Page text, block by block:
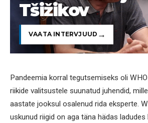
Tšižikov
VAATA INTERVJUUD
Pandeemia korral tegutsemiseks oli
riikide valitsustele suunatud juhendid,
aastate jooksul osalenud rida eksperte.
uskunud riigid on aga täna hädas